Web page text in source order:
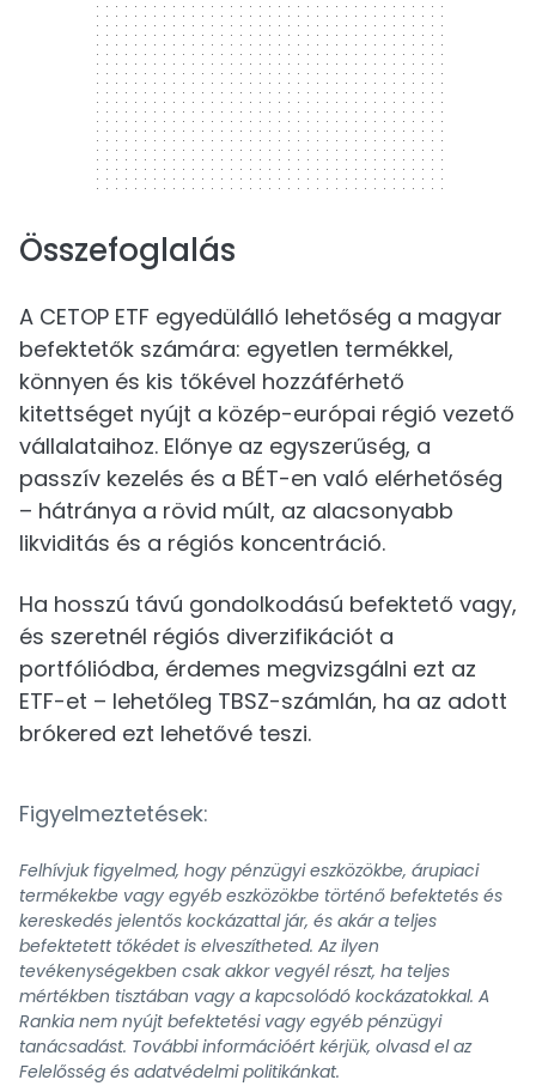
Összefoglalás
A CETOP ETF egyedülálló lehetőség a magyar
befektetők számára: egyetlen termékkel,
könnyen és kis tőkével hozzáférhető
kitettséget nyújt a közép-európai régió vezető
vállalataihoz. Előnye az egyszerűség, a
passzív kezelés és a BÉT-en való elérhetőség
– hátránya a rövid múlt, az alacsonyabb
likviditás és a régiós koncentráció.
Ha hosszú távú gondolkodású befektető vagy,
és szeretnél régiós diverzifikációt a
portfóliódba, érdemes megvizsgálni ezt az
ETF-et – lehetőleg TBSZ-számlán, ha az adott
brókered ezt lehetővé teszi.
Figyelmeztetések:
Felhívjuk figyelmed, hogy pénzügyi eszközökbe, árupiaci
termékekbe vagy egyéb eszközökbe történő befektetés és
kereskedés jelentős kockázattal jár, és akár a teljes
befektetett tőkédet is elveszítheted. Az ilyen
tevékenységekben csak akkor vegyél részt, ha teljes
mértékben tisztában vagy a kapcsolódó kockázatokkal. A
Rankia nem nyújt befektetési vagy egyéb pénzügyi
tanácsadást. További információért kérjük, olvasd el az
Felelősség és adatvédelmi politikánkat.